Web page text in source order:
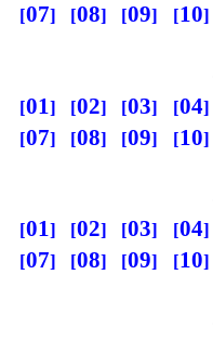
07
08 09 10
01 02 03 04
07
08 09 10
01 02 03 04
07
08 09 10